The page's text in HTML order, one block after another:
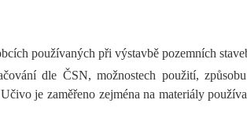
používaných při výstavbě pozemních
dle ČSN, možnostech použití,
je zaměřeno zejména na materiály